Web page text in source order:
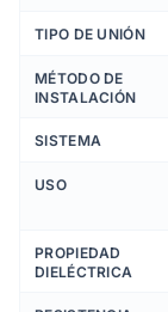
TIPO DE UNIÓN
MÉTODO DE
INSTALACIÓN
SISTEMA
USO
PROPIEDAD
DIELÉCTRICA